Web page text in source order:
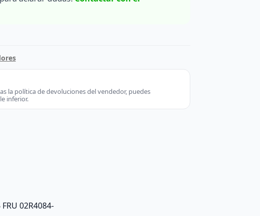
la política de devoluciones del vendedor, puedes
inferior.
02R4084-